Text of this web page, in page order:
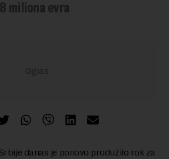
miliona evra
danas je ponovo produžilo rok za